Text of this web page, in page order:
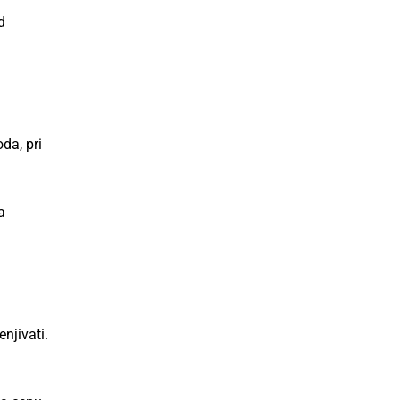
pri